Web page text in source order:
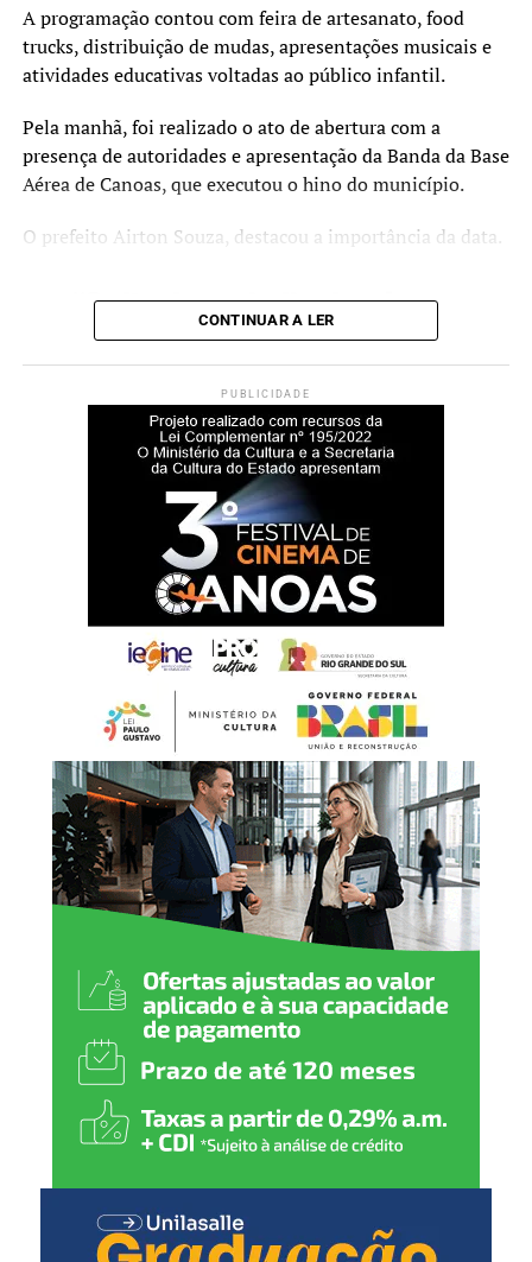
O Curta Fecic é financiado pelo PIC 2023, via Secretaria
de Cultura e Turismo e Prefeitura de Canoas. A realização
é da Prosa Filmes, com gestão cultural e produção
apoio institucional do Metropolitano RS, Fundacine e
CurtaENEM.
Quando: 02 de julho, a partir das 14h
Onde: Teatro do Sesc Canoas (Av. Guilherme Schell, 5340
– Centro)
Informações: Instagram @festivaldecinemadecanoas
A programação contou com feira de artesanato, food
trucks, distribuição de mudas, apresentações musicais e
atividades educativas voltadas ao público infantil.
Pela manhã, foi realizado o ato de abertura com a
presença de autoridades e apresentação da Banda da Base
Aérea de Canoas, que executou o hino do município.
O prefeito Airton Souza, destacou a importância da data.
“O dia do trabalhador é
todos os dias. Mas hoje, de
modo especial, esta data é
um momento de
reconhecimento e gratidão
a cada homem e mulher
que, com esforço,
dignidade e dedicação,
constroem diariamente o
desenvolvimento da nossa
cidade. É por meio do
trabalho que fortalecemos
a economia, promovemos a
justiça social e abrimos
caminhos para novas
oportunidades. Neste 1º de
maio, reafirmamos nosso
compromisso em valorizar
o trabalhador, garantir
direitos e seguir investindo
em políticas públicas que
gerem emprego, renda e
mais qualidade de vida para
todos”, comenta.
CONTINUAR A LER
PUBLICIDADE